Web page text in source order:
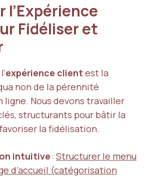
l’Expérience
Fidéliser et
expérience client est la
non de la pérennité
ligne. Nous devons travailler
structurants pour bâtir la
la fidélisation.
intuitive: Structurer le menu
d’accueil (catégorisation